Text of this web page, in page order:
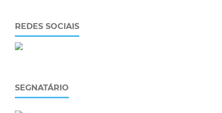
REDES SOCIAIS
SEGNATÁRIO